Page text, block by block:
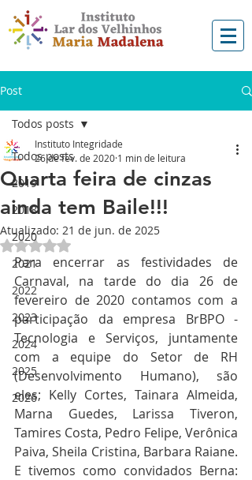
Post
Todos posts
2019
2018
2020
2021
2022
2023
2024
2025
2026
Todos posts
Quarta feira de cinzas
ainda tem Baile!!!
Instituto Integridade
26 de fev. de 2020 1 min de leitura
Atualizado: 21 de jun. de 2025
Avaliado com NaN de 5 estrelas.
Para encerrar as festividades de
Carnaval, na tarde do dia 26 de
fevereiro de 2020 contamos com a
participação da empresa BrBPO -
Tecnologia e Serviços, juntamente
com a equipe do Setor de RH
(Desenvolvimento Humano), são
eles; Kelly Cortes, Tainara Almeida,
Marna Guedes, Larissa Tiveron,
Tamires Costa, Pedro Felipe, Verônica
Paiva, Sheila Cristina, Barbara Raiane.
E tivemos como convidados Berna: